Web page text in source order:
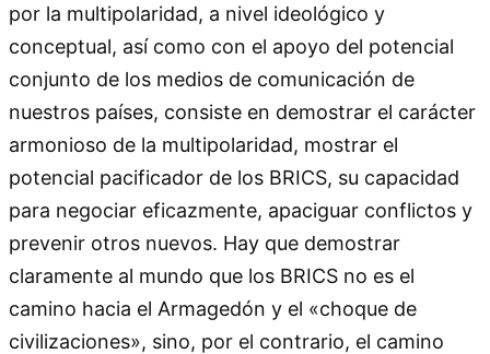
por la multipolaridad, a nivel ideológico y
conceptual, así como con el apoyo del potencial
conjunto de los medios de comunicación de
nuestros países, consiste en demostrar el carácter
armonioso de la multipolaridad, mostrar el
potencial pacificador de los BRICS, su capacidad
para negociar eficazmente, apaciguar conflictos y
prevenir otros nuevos. Hay que demostrar
claramente al mundo que los BRICS no es el
camino hacia el Armagedón y el «choque de
civilizaciones», sino, por el contrario, el camino